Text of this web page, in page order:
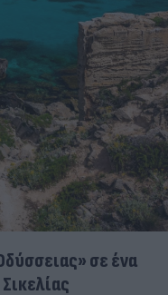
σε ένα